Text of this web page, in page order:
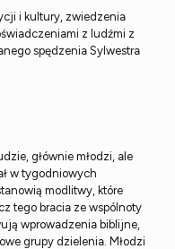
i kultury, zwiedzenia
z ludźmi z
spędzenia Sylwestra
głównie młodzi, ale
w tygodniowych
modlitwy, które
tego bracia ze wspólnoty
wprowadzenia biblijne,
grupy dzielenia. Młodzi